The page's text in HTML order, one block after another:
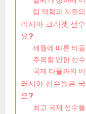
팀 역학과 지원
러시아 크리켓 선
요?
세월에 따른 타
주목할 만한 선
국제 타율과의
러시아 선수들은
요?
최고 국제 선수